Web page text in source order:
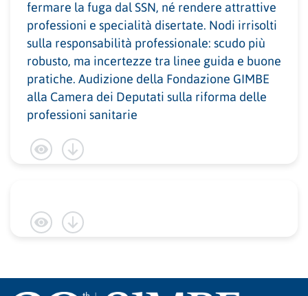
fermare la fuga dal SSN, né rendere attrattive
professioni e specialità disertate. Nodi irrisolti
sulla responsabilità professionale: scudo più
robusto, ma incertezze tra linee guida e buone
pratiche. Audizione della Fondazione GIMBE
alla Camera dei Deputati sulla riforma delle
professioni sanitarie